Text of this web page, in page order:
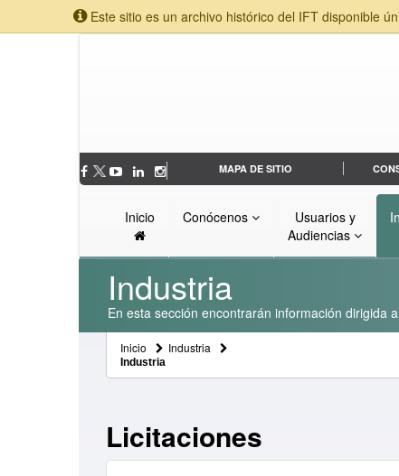
Este sitio es un archivo histórico del IFT disponible
MAPA DE SITIO
Inicio Conócenos
Usuarios y
Audiencias
Industria
En esta sección encontrarán información dirigida
Inicio Industria
Industria
Licitaciones